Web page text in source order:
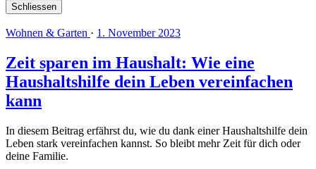
Schliessen
Wohnen & Garten · 1. November 2023
Zeit sparen im Haushalt: Wie eine
Haushaltshilfe dein Leben vereinfachen
kann
In diesem Beitrag erfährst du, wie du dank einer Haushaltshilfe dein
Leben stark vereinfachen kannst. So bleibt mehr Zeit für dich oder
deine Familie.